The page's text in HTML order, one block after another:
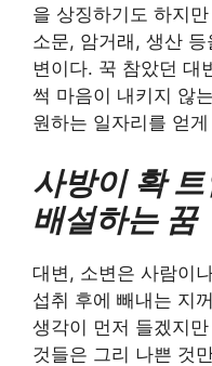
을 상징하기도 하지
소문, 암거래, 생산
변이다. 꾹 참았던 대
썩 마음이 내키지 않
원하는 일자리를 얻
사방이 확
배설하는 꿈
대변, 소변은 사람이
섭취 후에 빼내는 지
생각이 먼저 들겠지
것들은 그리 나쁜 것